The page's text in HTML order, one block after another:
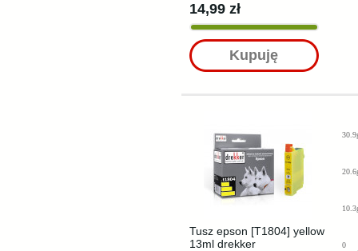
14,99 zł
Kupuję
Tusz epson [T1804] yellow
13ml drekker
0